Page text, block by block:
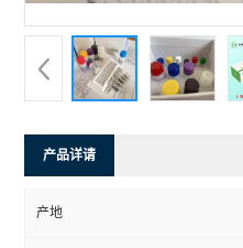
产品详请
产地